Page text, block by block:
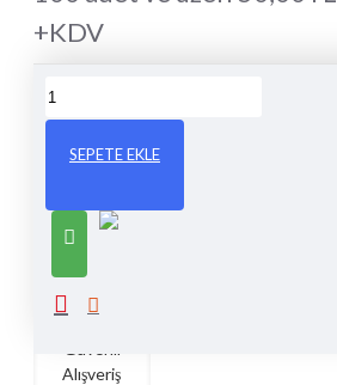
+KDV
SEPETE EKLE
Kargo
Alışveriş